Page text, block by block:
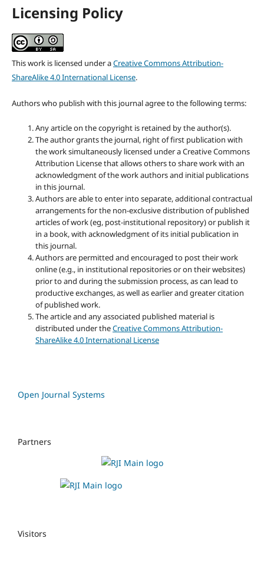
Licensing Policy
This work is licensed under aCreative Commons Attribution-
ShareAlike 4.0 International License.
Authors who publish with this journal agree to the following terms:
Any article on the copyright is retained by the author(s).
The author grants the journal, right of first publication with
the work simultaneously licensed under a Creative Commons
Attribution License that allows others to share work with an
acknowledgment of the work authors and initial publications
in this journal.
Authors are able to enter into separate, additional contractual
arrangements for the non-exclusive distribution of published
articles of work (eg, post-institutional repository) or publish it
in a book, with acknowledgment of its initial publication in
this journal.
Authors are permitted and encouraged to post their work
online (e.g., in institutional repositories or on their websites)
prior to and during the submission process, as can lead to
productive exchanges, as well as earlier and greater citation
of published work.
The article and any associated published material is
distributed under theCreative Commons Attribution-
ShareAlike 4.0 International License
Open Journal Systems
Partners
Visitors